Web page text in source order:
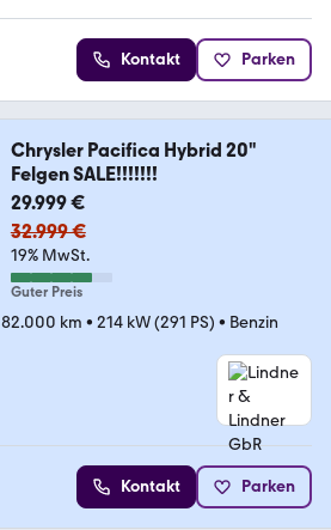
Kontakt Parken
Chrysler Pacifica Hybrid 20"
Felgen SALE!!!!!!!
29.999 €
32.999 €
19% MwSt.
Guter Preis
82.000 km • 214 kW (291 PS) • Benzin
Kontakt Parken